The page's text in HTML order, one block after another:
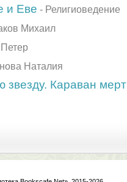
и Еве - Религиоведение
Михаил
Наталия
звезду. Караван